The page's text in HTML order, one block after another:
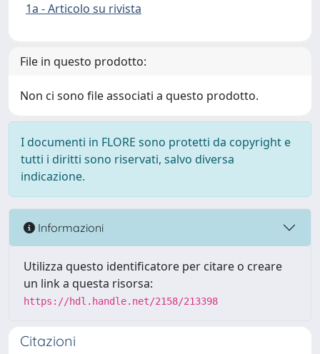
1a - Articolo su rivista
File in questo prodotto:
Non ci sono file associati a questo prodotto.
I documenti in FLORE sono protetti da copyright e
tutti i diritti sono riservati, salvo diversa
indicazione.
Informazioni
Utilizza questo identificatore per citare o creare
un link a questa risorsa:
https://hdl.handle.net/2158/213398
Citazioni